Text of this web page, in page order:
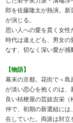
郎を佐藤隆太が熱演。
が演じる。
思い人への愛を貫く女性
時代は違えども、男女の
なす、切なく深い愛が感
【物語】
幕末の京都。花街で＜島
が淡い恋心を抱くのは
良い桔梗屋の芸妓吉栄
仲で、初期の新選組に
在していた。両派は対